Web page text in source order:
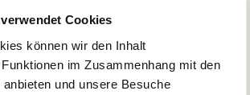
Cookies
können wir den Inhalt
im Zusammenhang mit den
und unsere Besuche